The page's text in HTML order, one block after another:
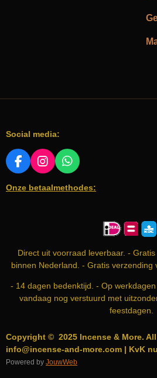
Social media:
F
C
I
S
M
W
A
Onze betaalmethodes:
Direct uit voorraad leverbaar. -
binnen Nederland. - Gratis verzending
- 14 dagen bedenktijd. - Op
vandaag nog verstuurd met
feestdagen.
Copyright © 2025 Incense & More.
info@incense-and-more.com | KvK
Powered by JouwWeb